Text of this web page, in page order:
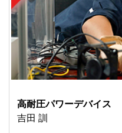
高耐圧パワーデバイス
吉田 訓